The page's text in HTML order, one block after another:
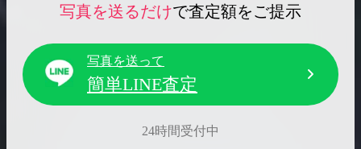
写真を送るだけで査定額をご提示
写真を送って
簡単LINE査定
24時間受付中